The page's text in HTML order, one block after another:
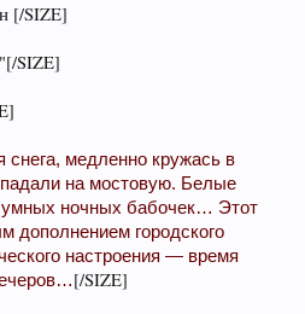
[/SIZE]
SIZE]
снега, медленно кружась в
на мостовую. Белые
ночных бабочек… Этот
дополнением городского
настроения — время
[/SIZE]